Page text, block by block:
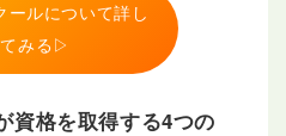
ールについて詳し
みる▷
資格を取得する4つの